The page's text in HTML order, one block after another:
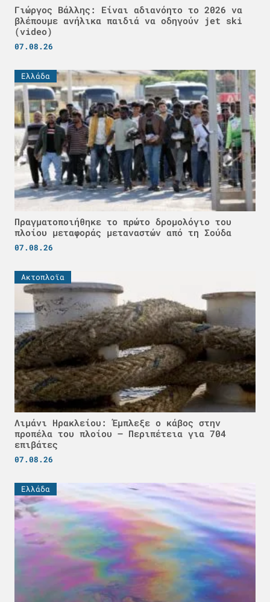
Γιώργος Βάλλης: Είναι αδιανόητο το 2026 να
βλέπουμε ανήλικα παιδιά να οδηγούν jet ski
(video)
07.08.26
Ελλάδα
Πραγματοποιήθηκε το πρώτο δρομολόγιο του
πλοίου μεταφοράς μεταναστών από τη Σούδα
07.08.26
Ακτοπλοϊα
Λιμάνι Ηρακλείου: Έμπλεξε ο κάβος στην
προπέλα του πλοίου – Περιπέτεια για 704
επιβάτες
07.08.26
Ελλάδα